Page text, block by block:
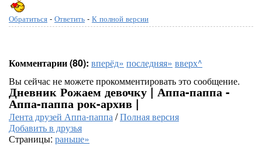
Обратиться - Ответить - К полной версии
Комментарии (80): вперёд» последняя» вверх^
Вы сейчас не можете прокомментировать это сообщение.
Дневник Рожаем девочку | Аппа-паппа -
Аппа-паппа рок-архив |
Лента друзей Аппа-паппа/Полная версия
Добавить в друзья
Страницы: раньше»